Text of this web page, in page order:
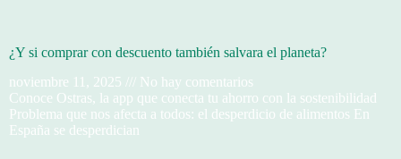
¿Y si comprar con descuento también salvara el planeta?
noviembre 11, 2025
No hay comentarios
Conoce Ostras, la app que conecta tu ahorro con la sostenibilidad
Problema que nos afecta a todos: el desperdicio de alimentos En
España se desperdician